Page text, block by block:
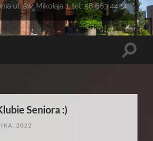
ul. św. Mikołaja 1, tel. 58 663 44 14
Toggle
Seniora :)
2022